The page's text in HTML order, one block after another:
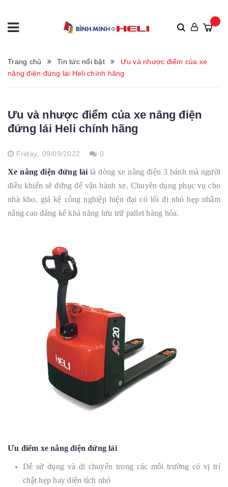
Trang chủ Tin tức nổi bật
Ưu và nhược điểm của xe
nâng điện đứng lái Heli chính hãng
Ưu và nhược điểm của xe nâng điện
đứng lái Heli chính hãng
Friday, 09/09/2022 0
Xe nâng điện đứng lái là dòng xe nâng điện 3 bánh mà người
điều khiển sẽ đứng để vận hành xe. Chuyên dụng phục vụ cho
nhà kho, giá kệ công nghiệp hiện đại có lối đi nhỏ hẹp nhằm
nâng cao đáng kể khả năng lưu trữ pallet hàng hóa.
Ưu điểm xe nâng điện đứng lái
Dễ sử dụng và di chuyển trong các môi trường có vị trí
chật hẹp hay diện tích nhỏ